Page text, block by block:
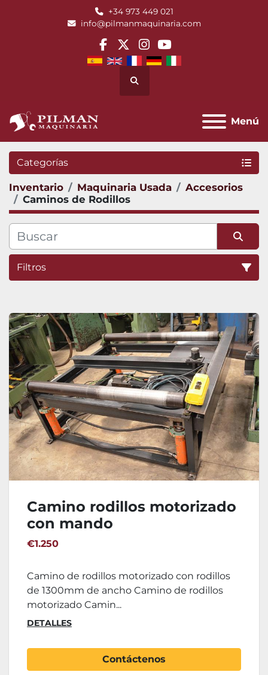
+34 973 449 021
info@pilmanmaquinaria.com
facebook
twitterinstagram
youtube
Buscar
Menú
Categorías
Inventario Maquinaria Usada
Accesorios
Caminos de Rodillos
Filtros
Camino rodillos motorizado
con mando
€1.250
Camino de rodillos motorizado con rodillos
de 1300mm de ancho Camino de rodillos
motorizado Camin...
DETALLES
Contáctenos